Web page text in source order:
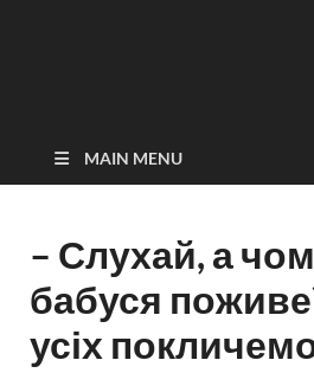
MAIN MENU
– Слухай, а
бабуся
усіх